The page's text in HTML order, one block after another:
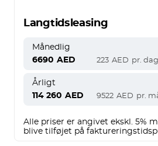
Langtidsleasing
Månedlig
6690 AED 223 AED pr. dag
Årligt
114 260 AED 9522 AED pr.
Alle priser er angivet ekskl. 5%
blive tilføjet på